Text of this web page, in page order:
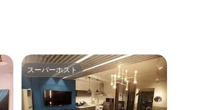
スーパーホスト
スーパーホスト